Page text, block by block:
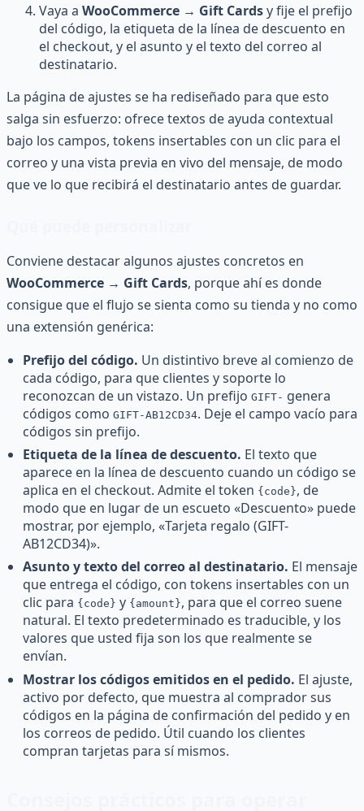
Vaya a WooCommerce → Gift Cardsy fije el prefijo
del código, la etiqueta de la línea de descuento en
el checkout, y el asunto y el texto del correo al
destinatario.
La página de ajustes se ha rediseñado para que esto
salga sin esfuerzo: ofrece textos de ayuda contextual
bajo los campos, tokens insertables con un clic para el
correo y una vista previa en vivo del mensaje, de modo
que ve lo que recibirá el destinatario antes de guardar.
Conviene destacar algunos ajustes concretos en
WooCommerce → Gift Cards, porque ahí es donde
consigue que el flujo se sienta como su tienda y no como
una extensión genérica:
Prefijo del código. Un distintivo breve al comienzo de
cada código, para que clientes y soporte lo
reconozcan de un vistazo. Un prefijo GIFT- genera
códigos como GIFT-AB12CD34. Deje el campo vacío para
códigos sin prefijo.
Etiqueta de la línea de descuento. El texto que
aparece en la línea de descuento cuando un código se
aplica en el checkout. Admite el token {code}, de
modo que en lugar de un escueto «Descuento» puede
mostrar, por ejemplo, «Tarjeta regalo (GIFT-
AB12CD34)».
Asunto y texto del correo al destinatario. El mensaje
que entrega el código, con tokens insertables con un
clic para {code} y {amount}, para que el correo suene
natural. El texto predeterminado es traducible, y los
valores que usted fija son los que realmente se
envían.
Mostrar los códigos emitidos en el pedido. El ajuste,
activo por defecto, que muestra al comprador sus
códigos en la página de confirmación del pedido y en
los correos de pedido. Útil cuando los clientes
compran tarjetas para sí mismos.